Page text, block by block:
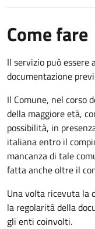
Come fare
Il servizio può
documentazione
Il Comune, nel corso
della maggiore età,
possibilità, in
italiana entro il
mancanza di tale
fatta anche oltre il
Una volta ricevuta la
la regolarità della
gli enti coinvolti.